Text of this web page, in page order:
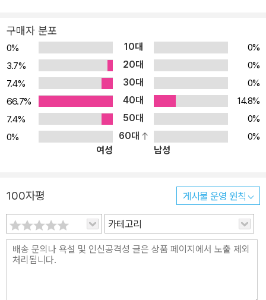
습니다. <3단계 : 창의편> 46~60권은 창의사고력을 강화시키고 수
리논술의 기반을 튼튼히 하는 내용이 주축을 이룹니다. 이를 통해 수
리논술의 기반을 튼튼하게 다지고, 비판적 사고를 포함한 의사소통력
이 월등히 향상될 수 있습니다. <4단계 : 종합편> 61~80권은 기본
편, 심화편, 창의편을 아울러 개념ㆍ원리ㆍ법칙ㆍ해법을 명확히 종합
정리하는 주제들과 수학지도로 구성하였습니다. 이를 통해 영역별 ㆍ
학년별로 종합 정리할 수 있습니다. 81권부터 시작되는 <5단계 : 응
용편>은 1~4단계의 완결판으로, 생활 속, 역사 속, 타 교과 속에서
탄생되고 발전되었던 수학적 개념ㆍ원리와 흥미로운 이야기로 구성
해결할 수 있는 응용력을 키우는 데 도움이 될 것입니다.
구매자 분포
0% 10대
0%
3.7%
20대
0%
7.4%
30대
0%
66.7%
40대
14.8%
7.4%
50대
0%
0%
60대
0%
여성
남성
100자평 게시물 운영 원칙
카테고리